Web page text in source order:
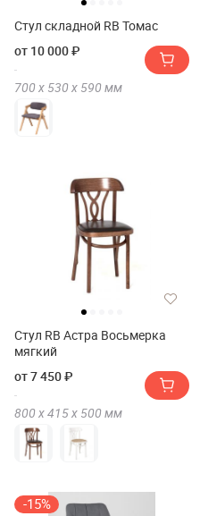
Стул складной RB Томас
от 10 000 ₽
700 х 530 х 590 мм
Стул RB Астра Восьмерка
мягкий
от 7 450 ₽
800 х415 х 500 мм
-15%